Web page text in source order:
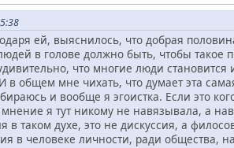
ей, выяснилось, что добрая
в голове должно быть, чтобы такое
что многие люди становится
в общем мне чихать, что думает эта
и вообще я эгоистка. Если это
я тут никому не навязывала, а
таком духе, это не дискуссия, а
в человеке личности, ради общества,